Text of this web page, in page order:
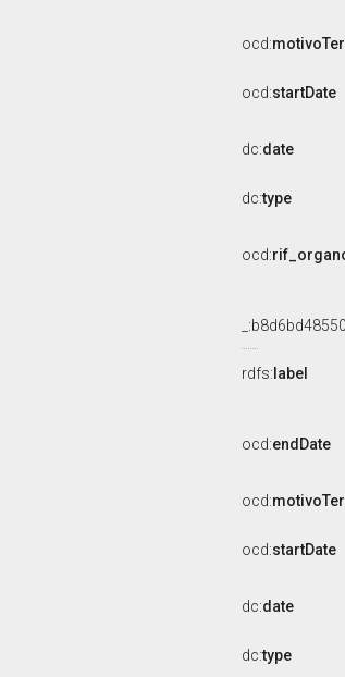
ocd:
ocd:startDate
dc:date
dc:type
ocd:
rdfs: label
ocd:endDate
ocd:
ocd:startDate
dc:date
dc:type